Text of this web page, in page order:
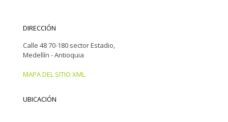
DIRECCIÓN
Calle 48 70-180 sector Estadio,
Medellín - Antioquia
MAPA DEL SITIO XML
UBICACIÓN